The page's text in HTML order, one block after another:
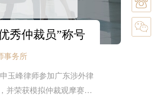
秀仲裁员”称号
事务所
玉峰律师参加广东涉外律
荣获模拟仲裁观摩赛“优